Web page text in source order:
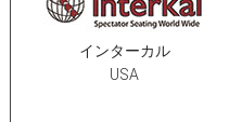
インターカル
USA